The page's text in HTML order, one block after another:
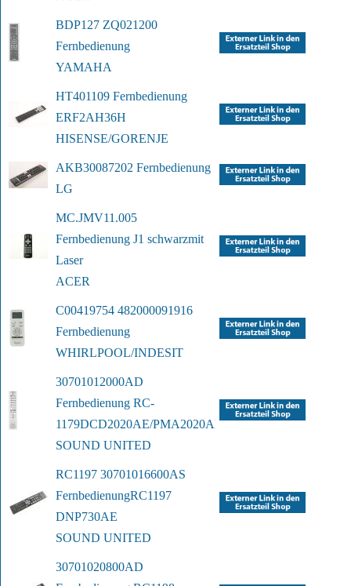
BDP127 ZQ021200
Fernbedienung
YAMAHA
HT401109 Fernbedienung
ERF2AH36H
HISENSE/GORENJE
AKB30087202 Fernbedienung
LG
MC.JMV11.005
Fernbedienung J1 schwarzmit
Laser
ACER
C00419754 482000091916
Fernbedienung
WHIRLPOOL/INDESIT
30701012000AD
Fernbedienung RC-
1179DCD2020AE/PMA2020AE
SOUND UNITED
RC1197 30701016600AS
FernbedienungRC1197
DNP730AE
SOUND UNITED
30701020800AD